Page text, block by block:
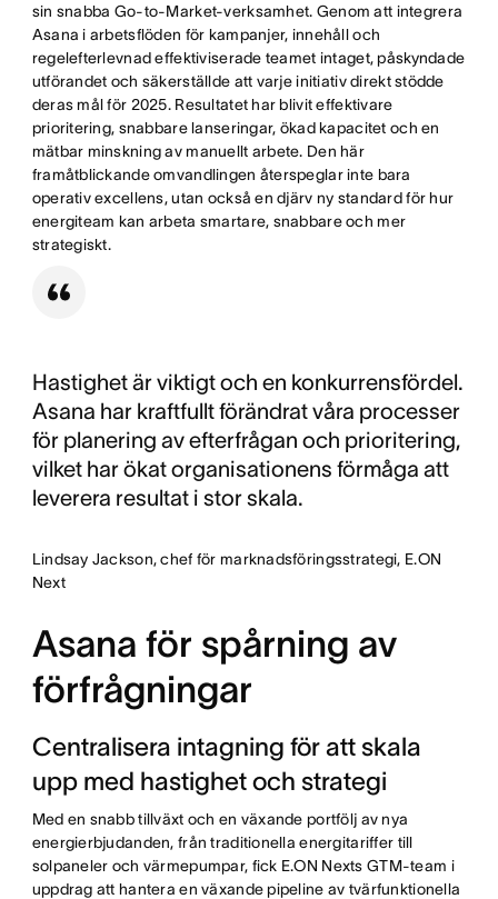
strategi för 2030, vilket ökar den strategiska
anpassningen och synligheten mellan teamen.
sin snabba Go-to-Market-verksamhet. Genom att integrera
Asana i arbetsflöden för kampanjer, innehåll och
regelefterlevnad effektiviserade teamet intaget, påskyndade
utförandet och säkerställde att varje initiativ direkt stödde
deras mål för 2025. Resultatet har blivit effektivare
prioritering, snabbare lanseringar, ökad kapacitet och en
mätbar minskning av manuellt arbete. Den här
framåtblickande omvandlingen återspeglar inte bara
operativ excellens, utan också en djärv ny standard för hur
energiteam kan arbeta smartare, snabbare och mer
strategiskt.
Hastighet är viktigt och en konkurrensfördel.
Asana har kraftfullt förändrat våra processer
för planering av efterfrågan och prioritering,
vilket har ökat organisationens förmåga att
leverera resultat i stor skala.
Lindsay Jackson, chef för marknadsföringsstrategi, E.ON
Next
Asana för spårning av
förfrågningar
Centralisera intagning för att skala
upp med hastighet och strategi
Med en snabb tillväxt och en växande portfölj av nya
energierbjudanden, från traditionella energitariffer till
solpaneler och värmepumpar, fick E.ON Nexts GTM-team i
uppdrag att hantera en växande pipeline av tvärfunktionella